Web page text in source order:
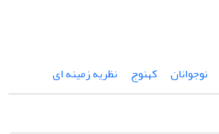
نوجوانان کهنوج نظریه زمینه ای